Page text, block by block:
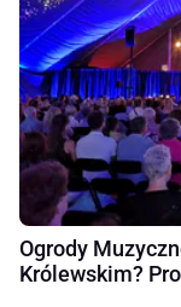
Ogrody
Królewskim?